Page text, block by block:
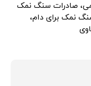
صادرات سنگ نمک
نمک برای دام،